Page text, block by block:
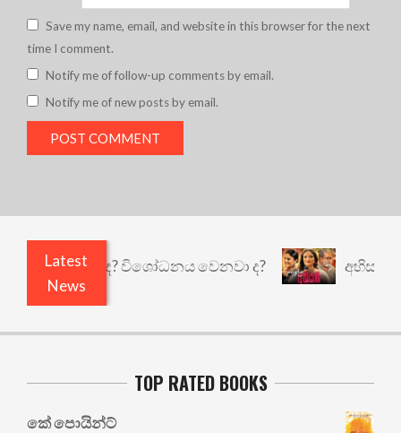
Save my name, email, and website in this browser for the next
time I comment.
Notify me of follow-up comments by email.
Notify me of new posts by email.
Latest
News
නැත් ද? විශෝධනය වෙනවා ද? අභිසාරී:
TOP RATED BOOKS
කේ පොයින්ට්